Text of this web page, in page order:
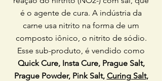
é o agente de cura. A indústria da
carne usa nitrito na forma de um
composto iônico, o nitrito de sódio.
Esse sub-produto, é vendido como
Quick Cure, Insta Cure, Prague Salt,
Prague Powder, Pink Salt, Curing Salt,